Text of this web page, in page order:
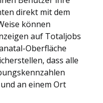
direkt mit dem
können
auf Totaljobs
Oberfläche
dass alle
an einem Ort